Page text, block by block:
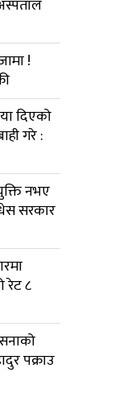
!
दिएको
गरे :
नभए
सरकार
रेट ८
पक्राउ